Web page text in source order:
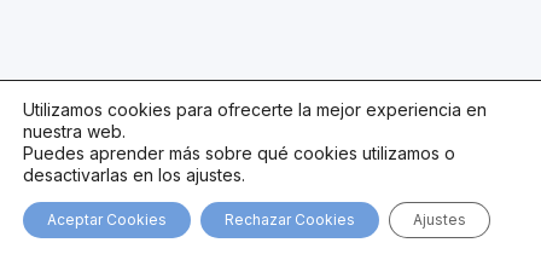
Utilizamos cookies para ofrecerte la mejor experiencia en
nuestra web.
Puedes aprender más sobre qué cookies utilizamos o
desactivarlas en los ajustes.
Aceptar Cookies Rechazar Cookies Ajustes